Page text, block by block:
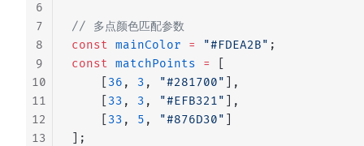
// 多点颜色匹配参数
const mainColor = "#FDEA2B" ;
const matchPoints =
36 , 3 , "#281700"
],
33 , 3 , "#EFB321"
],
33 , 5 , "#876D30"
];
6
7
8
9
10
11
12
13